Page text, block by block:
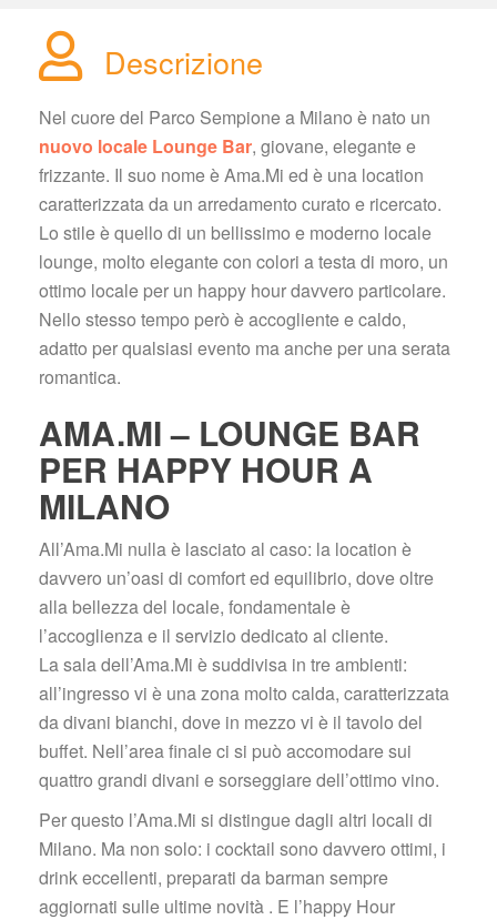
Descrizione
Nel cuore del Parco Sempione a Milano è nato un
nuovo locale Lounge Bar, giovane, elegante e
frizzante. Il suo nome è Ama.Mi ed è una location
caratterizzata da un arredamento curato e ricercato.
Lo stile è quello di un bellissimo e moderno locale
lounge, molto elegante con colori a testa di moro, un
ottimo locale per un happy hour davvero particolare.
Nello stesso tempo però è accogliente e caldo,
adatto per qualsiasi evento ma anche per una serata
romantica.
AMA.MI – LOUNGE BAR
PER HAPPY HOUR A
MILANO
All’Ama.Mi nulla è lasciato al caso: la location è
davvero un’oasi di comfort ed equilibrio, dove oltre
alla bellezza del locale, fondamentale è
l’accoglienza e il servizio dedicato al cliente.
La sala dell’Ama.Mi è suddivisa in tre ambienti:
all’ingresso vi è una zona molto calda, caratterizzata
da divani bianchi, dove in mezzo vi è il tavolo del
buffet. Nell’area finale ci si può accomodare sui
quattro grandi divani e sorseggiare dell’ottimo vino.
Per questo l’Ama.Mi si distingue dagli altri locali di
Milano. Ma non solo: i cocktail sono davvero ottimi, i
drink eccellenti, preparati da barman sempre
aggiornati sulle ultime novità . E l’happy Hour